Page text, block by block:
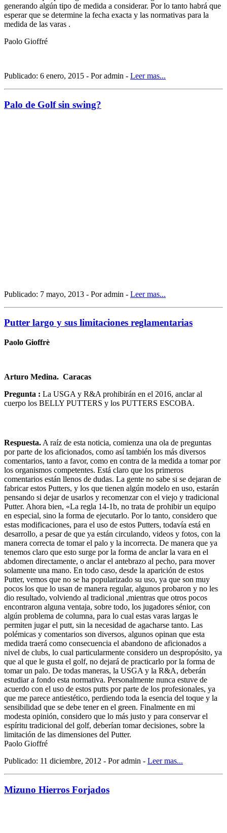
generando algún tipo de medida a considerar. Por lo tanto habrá que
esperar que se determine la fecha exacta y las normativas para la
medida de las varas .
Paolo Gioffré
Publicado: 6 enero, 2015 - Por admin - Leer mas...
Palo de Golf sin swing?
Publicado: 7 mayo, 2013 - Por admin - Leer mas...
Putter largo y sus limitaciones reglamentarias
Paolo Gioffrè
Arturo Medina. Caracas
Pregunta : La USGA y R&A prohibirán en el 2016, anclar al
cuerpo los BELLY PUTTERS y los PUTTERS ESCOBA.
Respuesta. A raíz de esta noticia, comienza una ola de preguntas
por parte de los aficionados, como así también los más diversos
comentarios, tanto a favor, como en contra de la medida a tomar por
los organismos competentes. Está claro que los primeros
comentarios están llenos de dudas. La gente no sabe si se dejaran de
fabricar estos Putters, y los que tienen algún modelo en uso, estarán
pensando si dejar de usarlos y recomenzar con el viejo y tradicional
Putter. Ahora bien, «La regla 14-1b, no trata de prohibir un equipo
en especial, sino la forma de ejecutarlo. Por lo tanto, considero que
estas modificaciones, para el uso de estos Putters, todavía está en
desarrollo, a pesar de que ya están circulando, videos y fotos, con la
manera correcta de tomar el palo y la incorrecta. De manera que ya
tenemos claro que esto surge por la forma de anclar la vara en el
abdomen directamente, o anclar el antebrazo al pecho, para mover
solamente una mano. En todo caso, desde la aparición de estos
Putter, vemos que no se ha popularizado su uso, ya que son muy
pocos los que lo usan de manera regular, algunos probaron y no les
dio resultado, volviendo al tradicional ,mientras que otros pocos
encontraron alguna ventaja, sobre todo, los jugadores sénior, con
algún problema de columna, para lo cual estas varas largas le
permiten jugar el putt, sin la necesidad de agacharse tanto. Las
polémicas y comentarios son diversos, algunos opinan que esta
medida traerá como consecuencia el abandono de aficionados a
nivel de clubs, lo cual particularmente considero un despropósito, ya
que al que le gusta el golf, no dejará de practicarlo por la forma de
tomar un palo. De todas maneras, la USGA y la R&A, deberán
estudiar a fondo esta normativa. Personalmente nunca estuve de
acuerdo con el uso de estos putts por parte de los profesionales, ya
que me parece antiestético, perdiendo toda la esencia del toque y la
sensibilidad que se debe tener en el green. Finalmente en mi
modesta opinión, considero que lo más justo y para conservar el
espíritu tradicional del golf, deberían tomar decisiones, sobre la
limitación de las dimensiones del Putter.
Paolo Gioffré
Publicado: 11 diciembre, 2012 - Por admin - Leer mas...
Mizuno Hierros Forjados